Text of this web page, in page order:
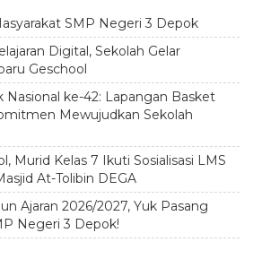
SMP Negeri 3 Depok
Digital, Sekolah Gelar
Geschool
Nasional ke-42: Lapangan Basket
Mewujudkan Sekolah
Murid Kelas 7 Ikuti Sosialisasi LMS
At-Tolibin DEGA
Ajaran 2026/2027, Yuk Pasang
Negeri 3 Depok!